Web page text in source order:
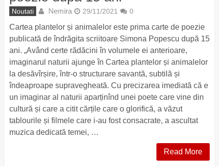
Noutati Nemira 29/11/2021 0
Cartea plantelor și animalelor este prima carte de poezie
publicată de îndrăgita scriitoare Simona Popescu după 15
ani. „Având certe rădăcini în volumele ei anterioare,
imaginarul naturii ajunge în Cartea plantelor și animalelor
la desăvîrșire, într-o structurare savantă, subtilă și
îndeaproape supravegheată. Cu precizarea imediată că e
un imaginar al naturii aparținînd unei poete care vine din
cultură și care a citit cărțile care o glorifică, a văzut
tablourile și filmele care i-au fost consacrate, a ascultat
muzica dedicată temei, …
Read More